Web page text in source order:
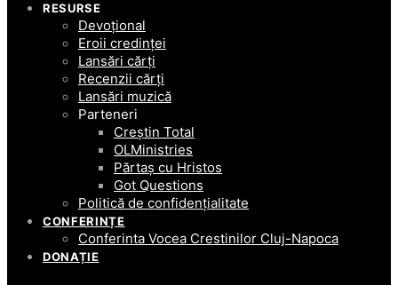
RESURSE
Devoțional
Eroii credinței
Lansări cărți
Recenzii cărți
Lansări muzică
Parteneri
Creștin Total
OLMinistries
Părtaș cu Hristos
Got Questions
Politică de confidențialitate
CONFERINȚE
Conferinta Vocea Crestinilor Cluj-Napoca
DONAȚIE